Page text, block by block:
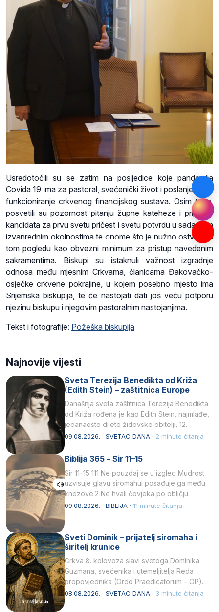
Usredotočili su se zatim na posljedice koje pandemija
Covida 19 ima za pastoral, svećenički život i poslanje te za
funkcioniranje crkvenog financijskog sustava. Osim toga,
posvetili su pozornost pitanju župne kateheze i priprave
kandidata za prvu svetu pričest i svetu potvrdu u sadašnjim
izvanrednim okolnostima te onome što je nužno ostvariti u
tom pogledu kao obvezni minimum za pristup navedenim
sakramentima. Biskupi su istaknuli važnost izgradnje
odnosa među mjesnim Crkvama, članicama Đakovačko-
osječke crkvene pokrajine, u kojem posebno mjesto ima
Srijemska biskupija, te će nastojati dati još veću potporu
njezinu biskupu i njegovim pastoralnim nastojanjima.
Tekst i fotografije: Požeška biskupija
Najnovije vijesti
Sveta Terezija Benedikta od Križa
(Edith Stein) – zaštitnica Europe
Današnja sveta zaštitnica Terezija Benedikta
od Križa rođena je kao Edith Stein, najmlađe,
jedanaesto dijete židovske obitelji, 12.
listopada 1891, u Wrocławu…
09.08.2026. · SVETAC DANA · 2 minute čitanja
Biblija 365 – Sir 11–15
Sir 11–15 111 Ne pouzdaj se u izgled Mudrost
uzvisuje glavu siromahui posađuje ga među
knezove.2 Ne hvali čovjeka po obličju
njegovui…
09.08.2026. · BIBLIJA · 11 minute čitanja
Sveti Dominik – prijatelj siromaha i
širitelj krunice
Crkva 8. kolovoza slavi svetoga Dominika
Guzmana, svećenika i utemeljitelja Reda
propovjednika (Ordo Praedicatorum – OP).
Svojim životom, dubokom ljubavlju prema
08.08.2026. · SVETAC DANA · 3 minute čitanja